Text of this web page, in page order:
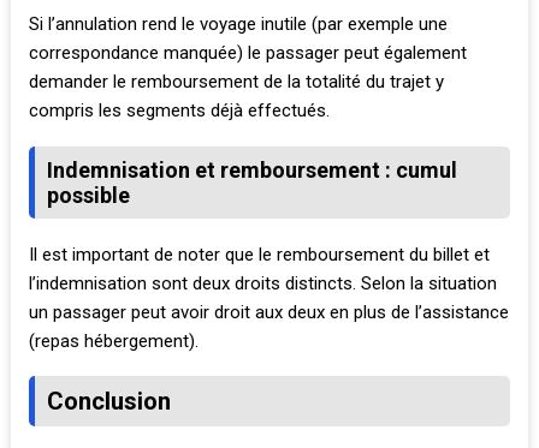
Si l’annulation rend le voyage inutile (par exemple une
correspondance manquée) le passager peut également
demander le remboursement de la totalité du trajet y
compris les segments déjà effectués.
Indemnisation et remboursement : cumul
possible
Il est important de noter que le remboursement du billet et
l’indemnisation sont deux droits distincts. Selon la situation
un passager peut avoir droit aux deux en plus de l’assistance
(repas hébergement).
Conclusion